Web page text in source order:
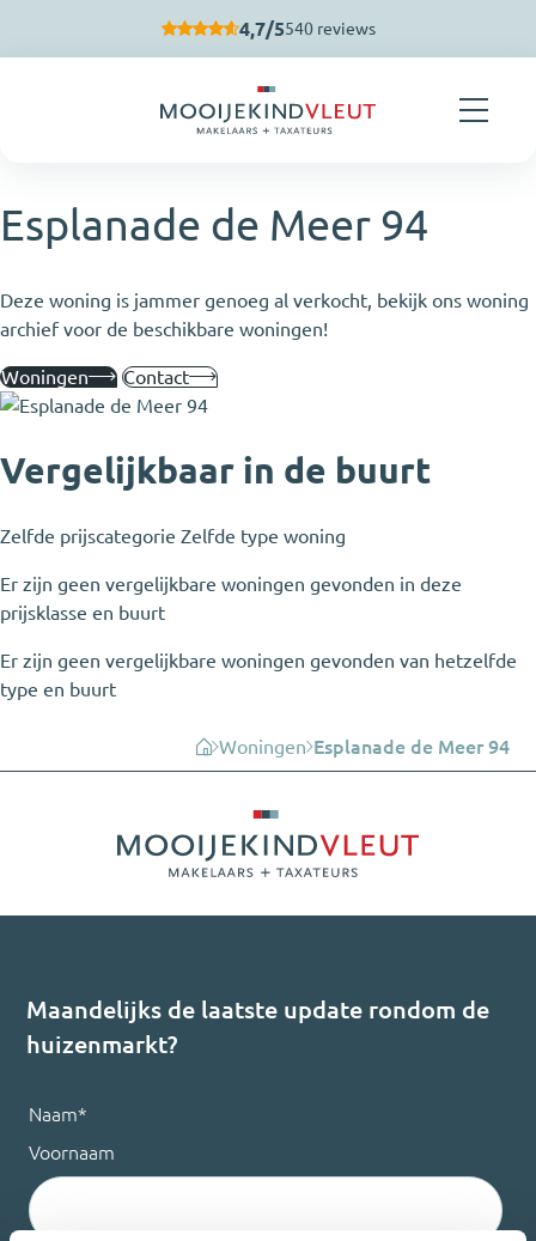
4,7/5540 reviews
Esplanade de Meer 94
Deze woning is jammer genoeg al verkocht, bekijk ons woning
archief voor de beschikbare woningen!
Woningen Contact
Vergelijkbaar in de buurt
Zelfde prijscategorie Zelfde type woning
Er zijn geen vergelijkbare woningen gevonden in deze
prijsklasse en buurt
Er zijn geen vergelijkbare woningen gevonden van hetzelfde
type en buurt
Woningen Esplanade de Meer 94
Maandelijks de laatste update rondom de
huizenmarkt?
Naam*
Voornaam